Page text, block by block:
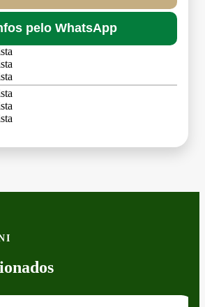
pelo WhatsApp